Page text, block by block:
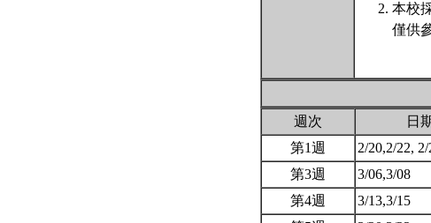
本校
僅供
週次
日
第1週
2/20,2/22, 2/
第3週
3/06,3/08
第4週
3/13,3/15